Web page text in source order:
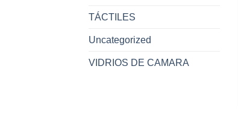
TÁCTILES
Uncategorized
VIDRIOS DE CAMARA